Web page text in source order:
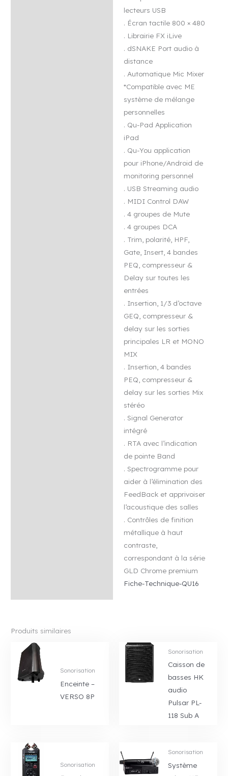
lecteurs USB
. Écran tactile 800 × 480
. Librairie FX iLive
. dSNAKE Port audio à
distance
. Automatique Mic Mixer
*Compatible avec ME
système de mélange
personnelles
. Qu-Pad Application
iPad
. Qu-You application
pour iPhone/Android de
monitoring personnel
. USB Streaming audio
. MIDI Control DAW
. 4 groupes de Mute
. 4 groupes DCA
. Trim, polarité, HPF,
Gate, Insert, 4 bandes
PEQ, compresseur &
Delay sur toutes les
entrées
. Insertion, 1/3 d’octave
GEQ, compresseur &
delay sur les sorties
principales LR et MONO
MIX
. Insertion, 4 bandes
PEQ, compresseur &
delay sur les sorties Mix
stéréo
. Signal Generator
intégré
. RTA avec l’indication
de pointe Band
. Spectrogramme pour
aider à l’élimination des
FeedBack et apprivoiser
l’acoustique des salles
. Contrôles de finition
métallique à haut
contraste,
correspondant à la série
GLD Chrome premium
Fiche-Technique-QU16
Produits similaires
Sonorisation
Enceinte –
VERSO 8P
Sonorisation
Caisson de
basses HK
audio
Pulsar PL-
118 Sub A
Sonorisation
Sonorisation
Système